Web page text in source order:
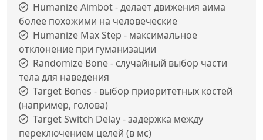
Humanize Aimbot - делает движения аима
более похожими на человеческие
Humanize Max Step - максимальное
отклонение при гуманизации
Randomize Bone - случайный выбор части
тела для наведения
Target Bones - выбор приоритетных костей
(например, голова)
Target Switch Delay - задержка между
переключением целей (в мс)